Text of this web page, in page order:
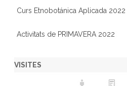
Curs Etnobotánica Aplicada 2022
Activitats de PRIMAVERA 2022
VISITES